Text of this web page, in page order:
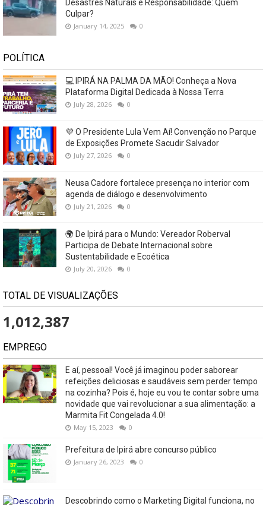
Desastres Naturais e Responsabilidade: Quem
Culpar?
January 14, 2025 0
POLÍTICA
💻 IPIRÁ NA PALMA DA MÃO! Conheça a Nova
Plataforma Digital Dedicada à Nossa Terra
July 28, 2026 0
💜 O Presidente Lula Vem Aí! Convenção no Parque
de Exposições Promete Sacudir Salvador
July 27, 2026 0
Neusa Cadore fortalece presença no interior com
agenda de diálogo e desenvolvimento
July 21, 2026 0
🌍 De Ipirá para o Mundo: Vereador Roberval
Participa de Debate Internacional sobre
Sustentabilidade e Ecoética
July 20, 2026 0
TOTAL DE VISUALIZAÇÕES
1,012,387
EMPREGO
E aí, pessoal! Você já imaginou poder saborear
refeições deliciosas e saudáveis ​​sem perder tempo
na cozinha? Pois é, hoje eu vou te contar sobre uma
novidade que vai revolucionar a sua alimentação: a
Marmita Fit Congelada 4.0!
May 15, 2023 0
Prefeitura de Ipirá abre concurso público
January 26, 2023 0
Descobrindo como o Marketing Digital funciona, no